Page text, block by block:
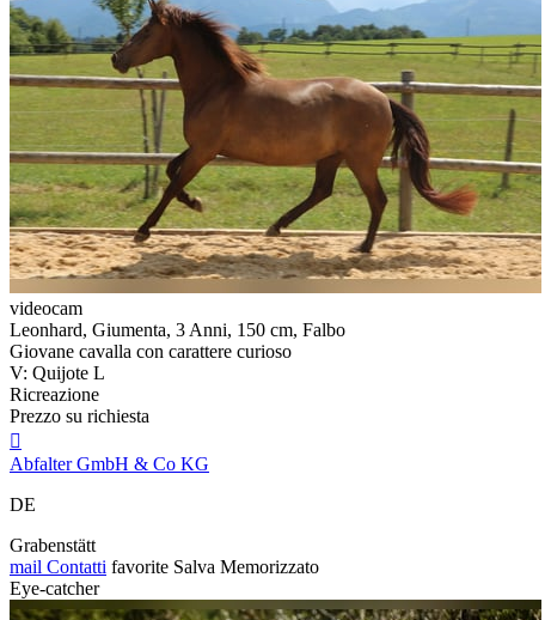
videocam
Leonhard, Giumenta, 3 Anni, 150 cm, Falbo
Giovane cavalla con carattere curioso
V: Quijote L
Ricreazione
Prezzo su richiesta

Abfalter GmbH & Co KG
DE
Grabenstätt
mail Contatti favorite Salva Memorizzato
Eye-catcher